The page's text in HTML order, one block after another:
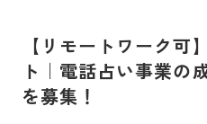
【リモートワーク可
ト｜電話占い事業の
を募集！